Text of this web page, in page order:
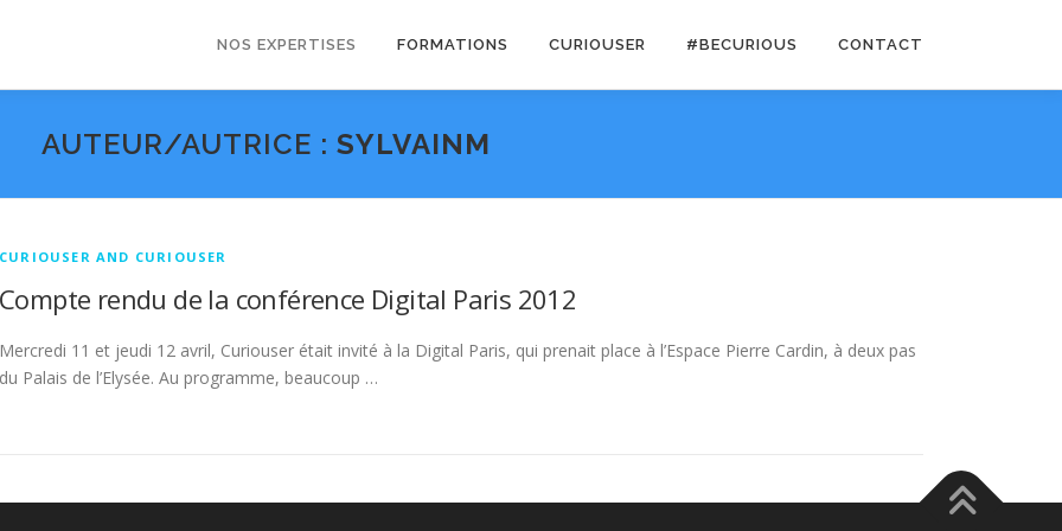
NOS EXPERTISES FORMATIONS CURIOUSER #BECURIOUS CONTACT
AUTEUR/AUTRICE : SYLVAINM
CURIOUSER AND CURIOUSER
Compte rendu de la conférence Digital Paris 2012
Mercredi 11 et jeudi 12 avril, Curiouser était invité à la Digital Paris, qui prenait place à l’Espace Pierre Cardin, à deux pas
du Palais de l’Elysée. Au programme, beaucoup …